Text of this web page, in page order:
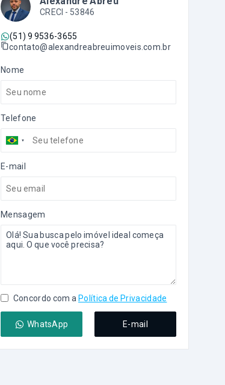
CRECI - 53846
(51) 9 9536-3655
contato@alexandreabreuimoveis.com.br
Nome
Telefone
E-mail
Mensagem
Concordo com a Política de Privacidade
WhatsApp E-mail